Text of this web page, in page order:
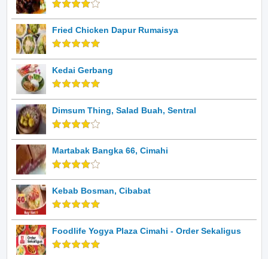
Fried Chicken Dapur Rumaisya
Kedai Gerbang
Dimsum Thing, Salad Buah, Sentral
Martabak Bangka 66, Cimahi
Kebab Bosman, Cibabat
Foodlife Yogya Plaza Cimahi - Order Sekaligus